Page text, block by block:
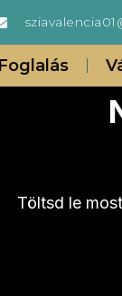
Töltsd le